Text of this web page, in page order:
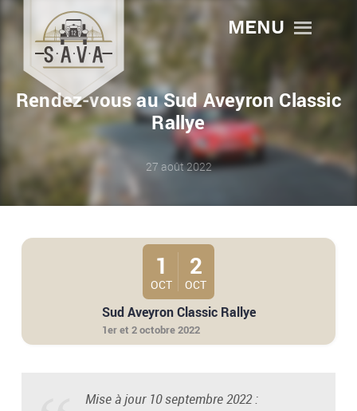
MENU
Rendez-vous au Sud Aveyron Classic
Rallye
27 août 2022
1
OCT
2
OCT
Sud Aveyron Classic Rallye
1er et 2 octobre 2022
Mise à jour 10 septembre 2022 :